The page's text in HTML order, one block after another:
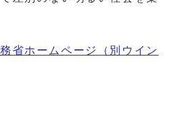
省ホームページ
（別ウイン